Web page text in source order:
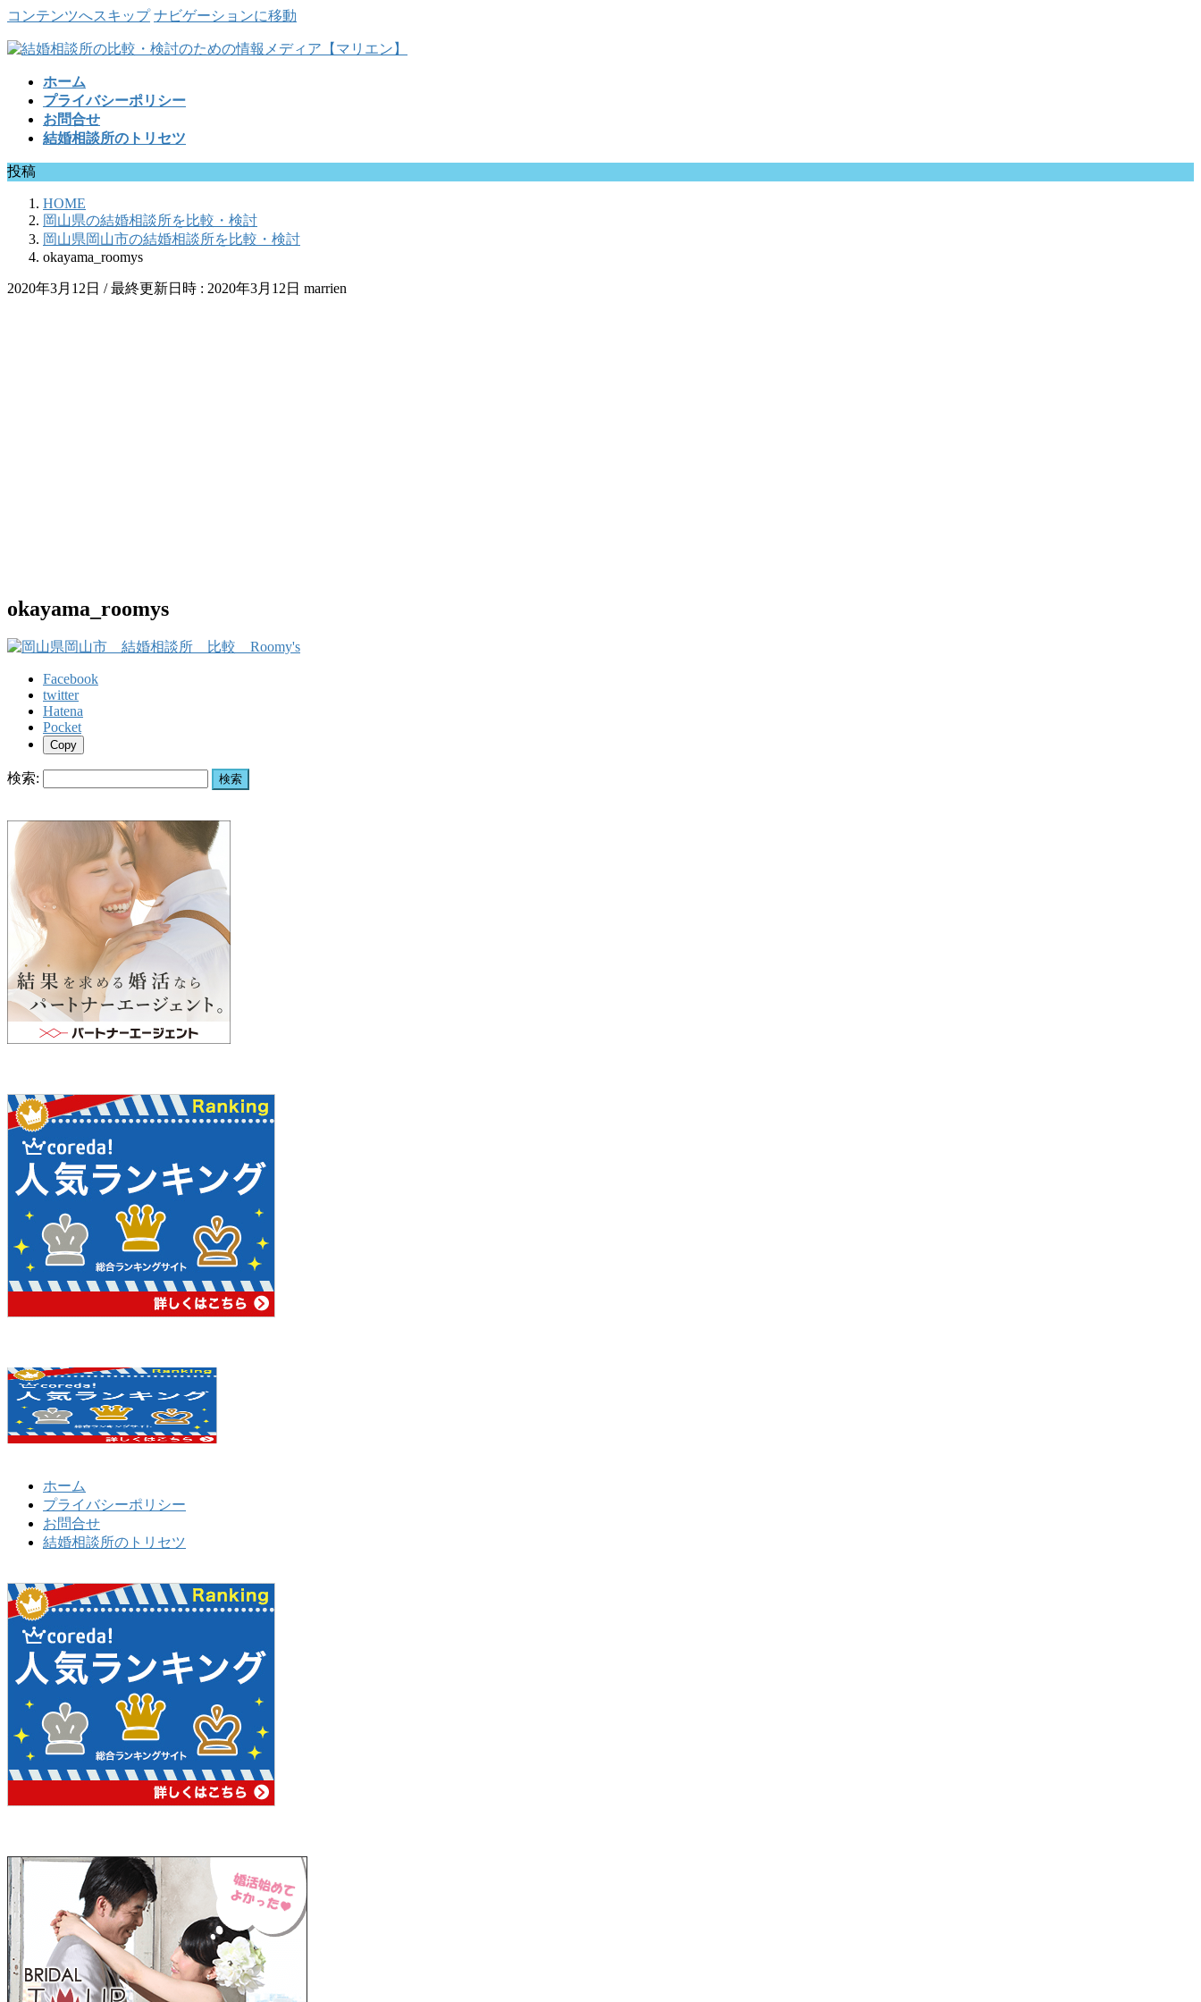
コンテンツへスキップ ナビゲーションに移動
ホーム
プライバシーポリシー
お問合せ
結婚相談所のトリセツ
投稿
HOME
岡山県の結婚相談所を比較・検討
岡山県岡山市の結婚相談所を比較・検討
okayama_roomys
2020年3月12日 / 最終更新日時 : 2020年3月12日 marrien
okayama_roomys
Facebook
twitter
Hatena
Pocket
Copy
検索:
ホーム
プライバシーポリシー
お問合せ
結婚相談所のトリセツ